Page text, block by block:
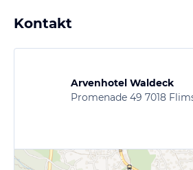
Kontakt
Arvenhotel Waldeck
Promenade 49 7018